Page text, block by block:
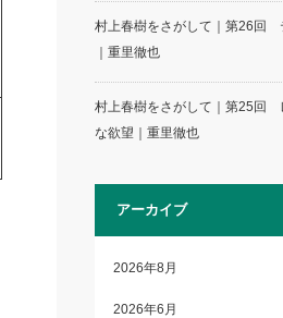
村上春樹をさがして｜第26回
｜重里徹也
村上春樹をさがして｜第25回
な欲望｜重里徹也
アーカイブ
2026年8月
2026年6月